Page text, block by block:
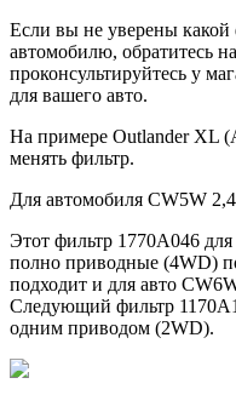
Если вы не уверены
автомобилю, обратитесь
проконсультируйтесь у
для вашего авто.
На примере Outlander XL
менять фильтр.
Для автомобиля CW5W
Этот фильтр 1770A046
полно приводные (4WD)
подходит и для авто
Следующий фильтр
одним приводом (2WD).